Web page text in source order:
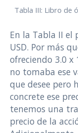
Tabla III: Libro de
En la Tabla II el
USD. Por más
ofreciendo 3.0 x
no tomaba ese
que desee pero
concrete ese
tenemos una
precio de la